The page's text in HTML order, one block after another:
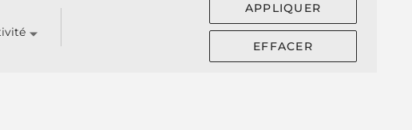
APPLIQUER
EFFACER